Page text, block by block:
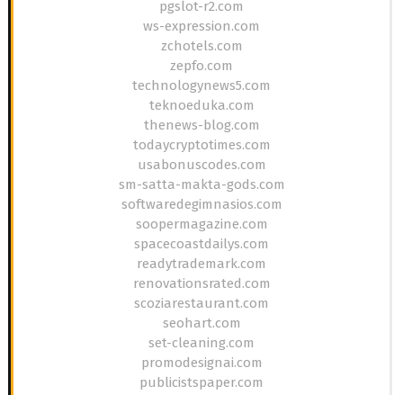
pgslot-r2.com
ws-expression.com
zchotels.com
zepfo.com
technologynews5.com
teknoeduka.com
thenews-blog.com
todaycryptotimes.com
usabonuscodes.com
sm-satta-makta-gods.com
softwaredegimnasios.com
soopermagazine.com
spacecoastdailys.com
readytrademark.com
renovationsrated.com
scoziarestaurant.com
seohart.com
set-cleaning.com
promodesignai.com
publicistspaper.com